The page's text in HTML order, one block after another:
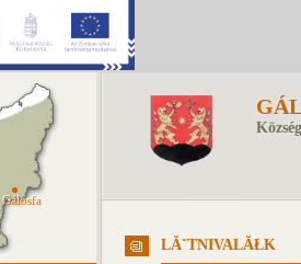
Gálosfa
Gálosfa
LĂˇTNIVALĂŁK